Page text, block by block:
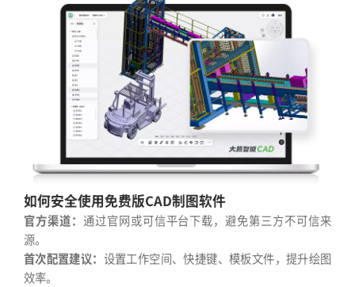
如何安全使用免费版CAD制图软件
官方渠道： 通过官网或可信平台下载，避免第三方不可信来
源。
首次配置建议： 设置工作空间、快捷键、模板文件，提升绘图
效率。